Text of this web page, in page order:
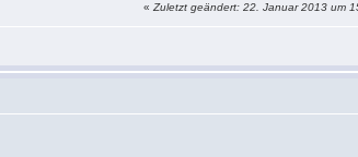
«Zuletzt geändert: 22. Januar 2013 um